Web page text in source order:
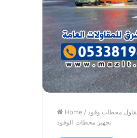
Home / بناء محطة وقود مقاول محطات وقود
تجهيز محطات الوقود